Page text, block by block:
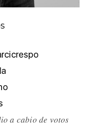
a cabio de votos